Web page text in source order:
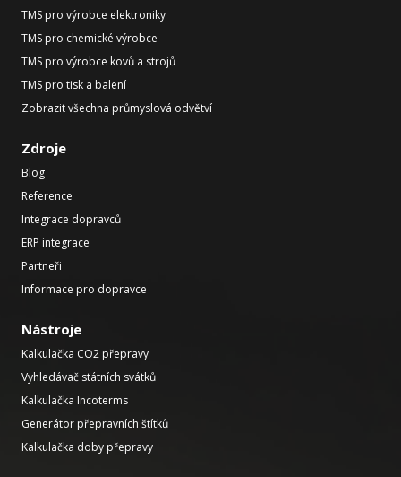
TMS pro výrobce elektroniky
TMS pro chemické výrobce
TMS pro výrobce kovů a strojů
TMS pro tisk a balení
Zobrazit všechna průmyslová odvětví
Zdroje
Blog
Reference
Integrace dopravců
ERP integrace
Partneři
Informace pro dopravce
Nástroje
Kalkulačka CO2 přepravy
Vyhledávač státních svátků
Kalkulačka Incoterms
Generátor přepravních štítků
Kalkulačka doby přepravy